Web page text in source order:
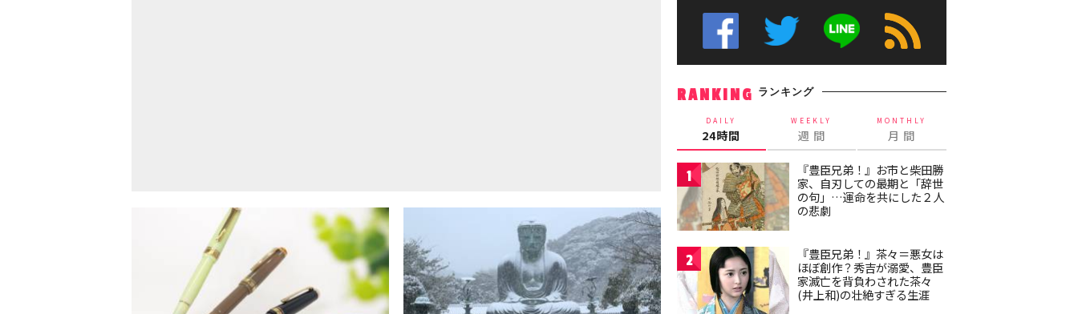
RANKING ランキング
DAILY
24時間
WEEKLY
週 間
MONTHLY
月 間
1
『豊臣兄弟！』お市と柴田勝
家、自刃しての最期と「辞世
の句」…運命を共にした２人
の悲劇
2
『豊臣兄弟！』茶々＝悪女は
ほぼ創作？秀吉が溺愛、豊臣
家滅亡を背負わされた茶々
(井上和)の壮絶すぎる生涯